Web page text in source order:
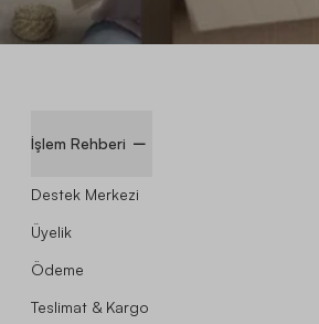
İşlem Rehberi
Destek Merkezi
Üyelik
Ödeme
Teslimat & Kargo